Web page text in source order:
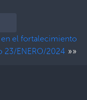
el fortalecimiento
23/ENERO/2024 »»